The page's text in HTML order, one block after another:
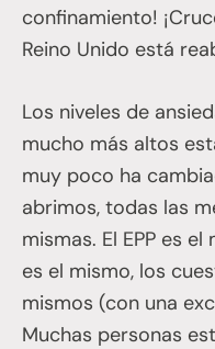
confinamiento!
Reino Unido está
Los niveles de
mucho más altos
muy poco ha
abrimos, todas las
mismas. El EPP es
es el mismo, los
mismos (con una
Muchas personas